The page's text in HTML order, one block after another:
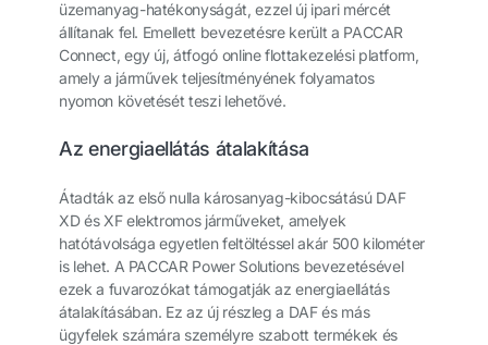
üzemanyag-hatékonyságát, ezzel új ipari mércét
állítanak fel. Emellett bevezetésre került a PACCAR
Connect, egy új, átfogó online flottakezelési platform,
amely a járművek teljesítményének folyamatos
nyomon követését teszi lehetővé.
Az energiaellátás átalakítása
Átadták az első nulla károsanyag-kibocsátású DAF
XD és XF elektromos járműveket, amelyek
hatótávolsága egyetlen feltöltéssel akár 500 kilométer
is lehet. A PACCAR Power Solutions bevezetésével
ezek a fuvarozókat támogatják az energiaellátás
átalakításában. Ez az új részleg a DAF és más
ügyfelek számára személyre szabott termékek és